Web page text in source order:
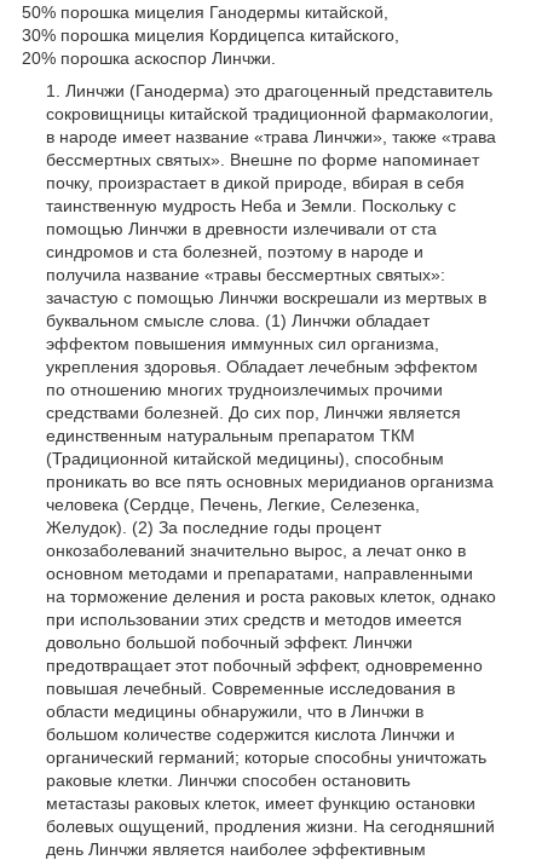
50% порошка мицелия Ганодермы китайской,
30% порошка мицелия Кордицепса китайского,
20% порошка аскоспор Линчжи.
Линчжи (Ганодерма) это драгоценный представитель
сокровищницы китайской традиционной фармакологии,
в народе имеет название «трава Линчжи», также «трава
бессмертных святых». Внешне по форме напоминает
почку, произрастает в дикой природе, вбирая в себя
таинственную мудрость Неба и Земли. Поскольку с
помощью Линчжи в древности излечивали от ста
синдромов и ста болезней, поэтому в народе и
получила название «травы бессмертных святых»:
зачастую с помощью Линчжи воскрешали из мертвых в
буквальном смысле слова. (1) Линчжи обладает
эффектом повышения иммунных сил организма,
укрепления здоровья. Обладает лечебным эффектом
по отношению многих трудноизлечимых прочими
средствами болезней. До сих пор, Линчжи является
единственным натуральным препаратом ТКМ
(Традиционной китайской медицины), способным
проникать во все пять основных меридианов организма
человека (Сердце, Печень, Легкие, Селезенка,
Желудок). (2) За последние годы процент
онкозаболеваний значительно вырос, а лечат онко в
основном методами и препаратами, направленными
на торможение деления и роста раковых клеток, однако
при использовании этих средств и методов имеется
довольно большой побочный эффект. Линчжи
предотвращает этот побочный эффект, одновременно
повышая лечебный. Современные исследования в
области медицины обнаружили, что в Линчжи в
большом количестве содержится кислота Линчжи и
органический германий; которые способны уничтожать
раковые клетки. Линчжи способен остановить
метастазы раковых клеток, имеет функцию остановки
болевых ощущений, продления жизни. На сегодняшний
день Линчжи является наиболее эффективным